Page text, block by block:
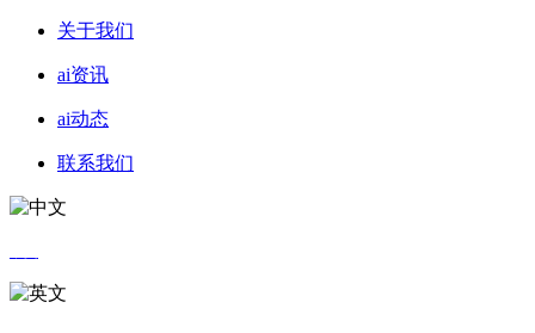
关于我们
ai资讯
ai动态
联系我们